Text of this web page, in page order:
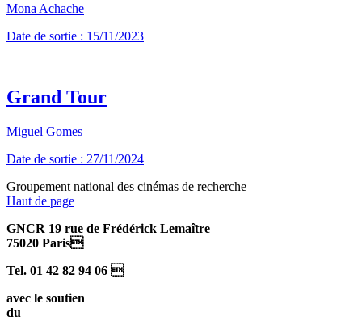
Mona Achache
Date de sortie : 15/11/2023
Grand Tour
Miguel Gomes
Date de sortie : 27/11/2024
Groupement national des cinémas de recherche
Haut de page
GNCR 19 rue de Frédérick Lemaître
75020 Paris
Tel. 01 42 82 94 06 
avec le soutien
du